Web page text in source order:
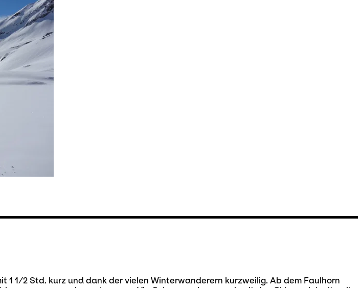
1/2 Std. kurz und dank der vielen Winterwanderern kurzweilig. Ab dem Faulhorn